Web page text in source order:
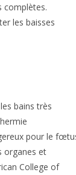
complètes.
les baisses
bains très
pour le
organes et
College of